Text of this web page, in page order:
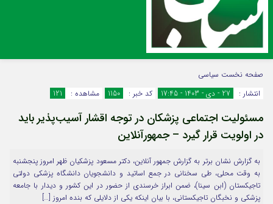
اینستاگرام
سروش
ایتا
آپارات
اپلیکیشن رمز عبور
مرا به خاطر بسپار
صفحه نخست سیاسی
انتشار :
27 - دی - 1403 - 17:45 کد خبر : 1150 مشاهده : 121
مسئولیت اجتماعی پزشکان در توجه اقشار آسیب‌پذیر باید
در اولویت قرار گیرد – جمهورآنلاین
به گزارش نشان برتر به گزارش جمهور آنلاین، دکتر مسعود پزشکیان ظهر امروز پنجشنبه
به وقت محلی، طی سخنانی در جمع اساتید و دانشجویان دانشگاه پزشکی دولتی
تاجیکستان (ابن سینا)، ضمن ابراز خرسندی از حضور در این کشور و دیدار با جامعه
پزشکی و نخبگان تاجیکستانی، با بیان اینکه یکی از دلایلی که بنده امروز […]